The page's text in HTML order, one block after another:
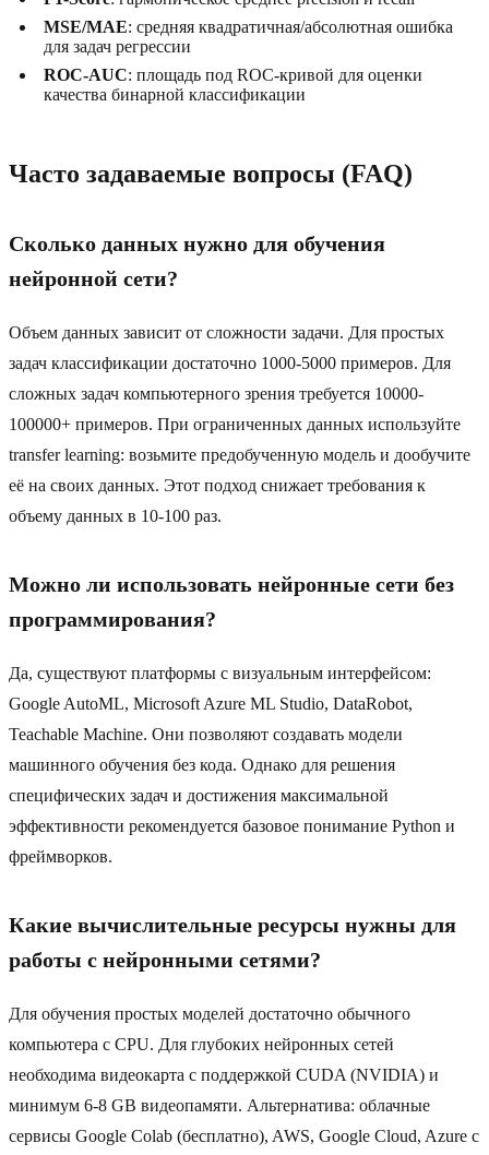
MSE/MAE: средняя квадратичная/абсолютная ошибка
для задач регрессии
ROC-AUC: площадь под ROC-кривой для оценки
качества бинарной классификации
Часто задаваемые вопросы (FAQ)
Сколько данных нужно для обучения
нейронной сети?
Объем данных зависит от сложности задачи. Для простых
задач классификации достаточно 1000-5000 примеров. Для
сложных задач компьютерного зрения требуется 10000-
100000+ примеров. При ограниченных данных используйте
transfer learning: возьмите предобученную модель и дообучите
её на своих данных. Этот подход снижает требования к
объему данных в 10-100 раз.
Можно ли использовать нейронные сети без
программирования?
Да, существуют платформы с визуальным интерфейсом:
Google AutoML, Microsoft Azure ML Studio, DataRobot,
Teachable Machine. Они позволяют создавать модели
машинного обучения без кода. Однако для решения
специфических задач и достижения максимальной
эффективности рекомендуется базовое понимание Python и
фреймворков.
Какие вычислительные ресурсы нужны для
работы с нейронными сетями?
Для обучения простых моделей достаточно обычного
компьютера с CPU. Для глубоких нейронных сетей
необходима видеокарта с поддержкой CUDA (NVIDIA) и
минимум 6-8 GB видеопамяти. Альтернатива: облачные
сервисы Google Colab (бесплатно), AWS, Google Cloud, Azure с